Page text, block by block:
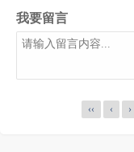
我要留言
‹‹ ‹ ›